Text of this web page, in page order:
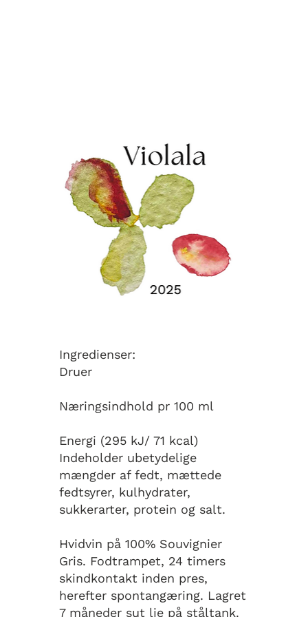
Ingredienser:
Druer
Næringsindhold pr 100 ml
Energi (295 kJ/ 71 kcal)
Indeholder ubetydelige
mængder af fedt, mættede
fedtsyrer, kulhydrater,
sukkerarter, protein og salt.
Hvidvin på 100% Souvignier
Gris. Fodtrampet, 24 timers
skindkontakt inden pres,
herefter spontangæring. Lagret
7 måneder sut lie på ståltank.